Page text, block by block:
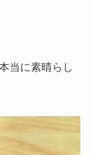
当に素晴らし